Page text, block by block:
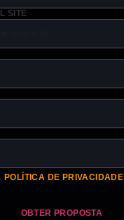
SITE
POLÍTICA DE PRIVACIDADE
OBTER PROPOSTA